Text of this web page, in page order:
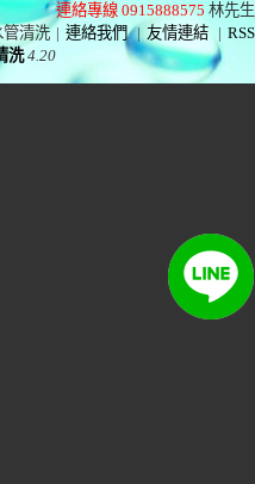
連絡專線 0915888575 林先生
管清洗 | 連絡我們 | 友情連結 | RSS
洗 4.20